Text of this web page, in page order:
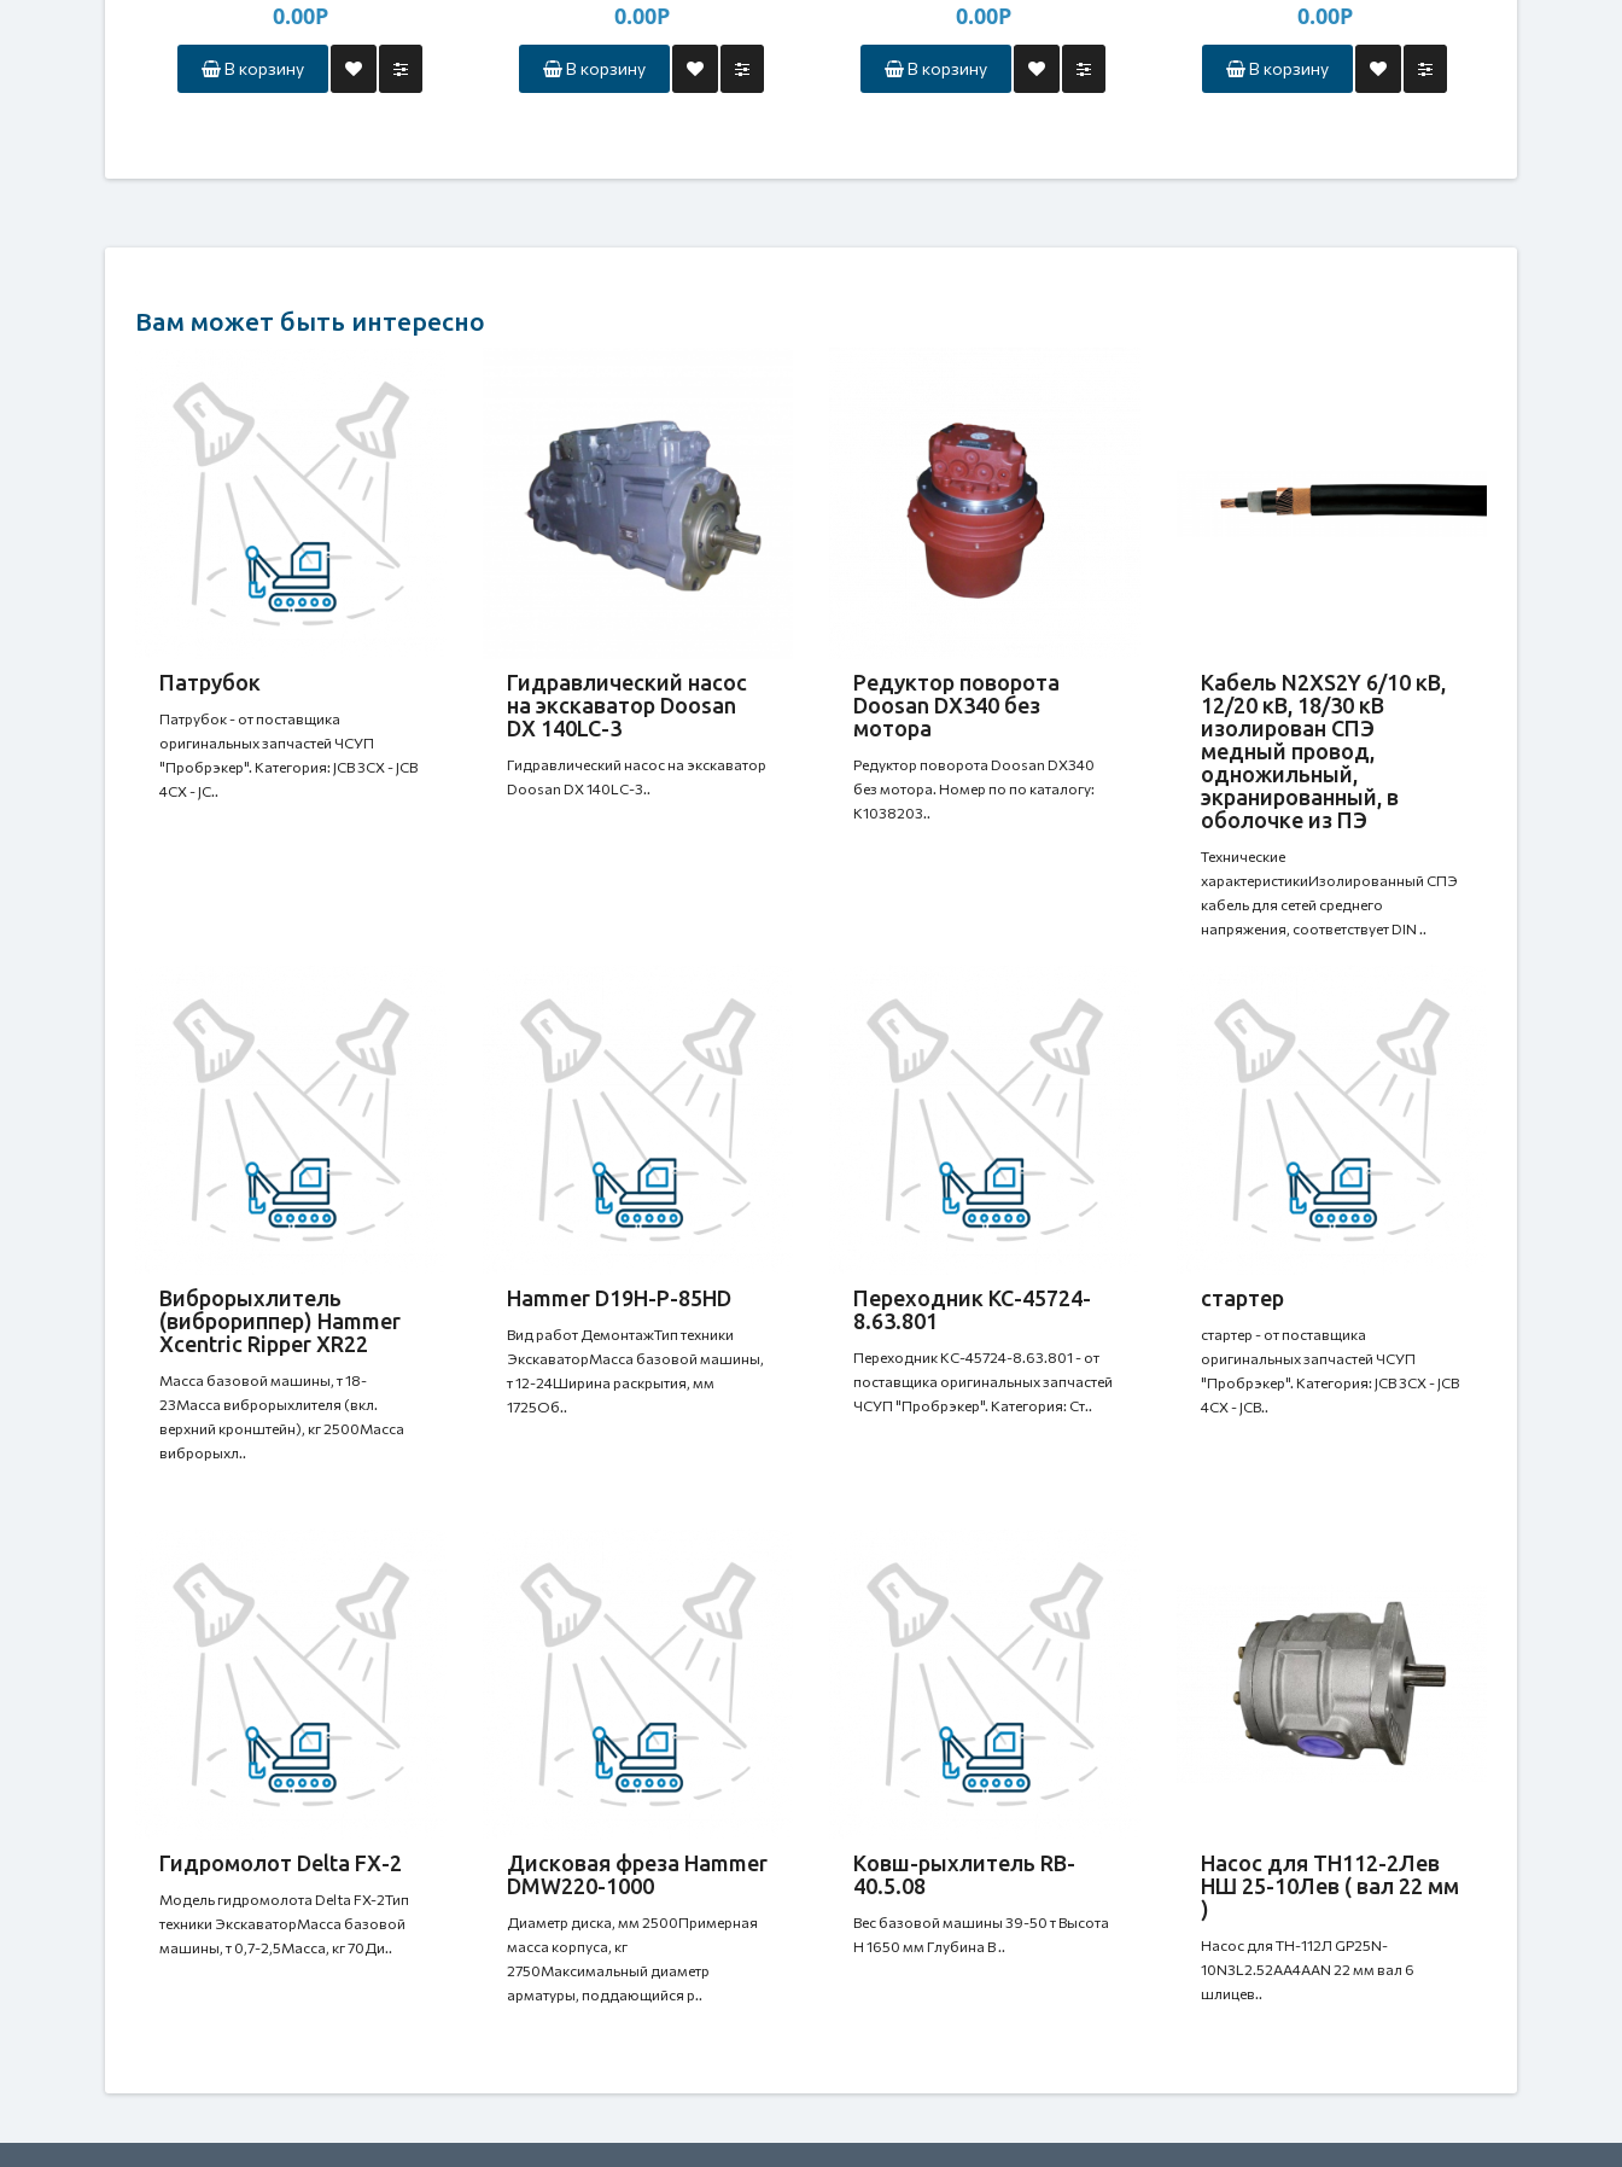
0.00Р
В корзину
0.00Р
В корзину
0.00Р
В корзину
0.00Р
В корзину
Вам может быть интересно
Патрубок
Патрубок - от поставщика
оригинальных запчастей ЧСУП
"Пробрэкер". Категория: JCB 3CX - JCB
4CX - JC..
Гидравлический насос
на экскаватор Doosan
DX 140LC-3
Гидравлический насос на экскаватор
Doosan DX 140LC-3..
Редуктор поворота
Doosan DX340 без
мотора
Редуктор поворота Doosan DX340
без мотора. Номер по по каталогу:
K1038203..
Кабель N2XS2Y 6/10 кВ,
12/20 кВ, 18/30 кВ
изолирован СПЭ
медный провод,
одножильный,
экранированный, в
оболочке из ПЭ
Технические
характеристикиИзолированный СПЭ
кабель для сетей среднего
напряжения, соответствует DIN ..
Виброрыхлитель
(виброриппер) Hammer
Xcentric Ripper XR22
Масса базовой машины, т 18-
23Масса виброрыхлителя (вкл.
верхний кронштейн), кг 2500Масса
виброрыхл..
Hammer D19H-P-85HD
Вид работ ДемонтажТип техники
ЭкскаваторМасса базовой машины,
т 12-24Ширина раскрытия, мм
1725Об..
Переходник КС-45724-
8.63.801
Переходник КС-45724-8.63.801 - от
поставщика оригинальных запчастей
ЧСУП "Пробрэкер". Категория: Ст..
стартер
стартер - от поставщика
оригинальных запчастей ЧСУП
"Пробрэкер". Категория: JCB 3CX - JCB
4CX - JCB..
Гидромолот Delta FX-2
Модель гидромолота Delta FX-2Тип
техники ЭкскаваторМасса базовой
машины, т 0,7-2,5Масса, кг 70Ди..
Дисковая фреза Hammer
DMW220-1000
Диаметр диска, мм 2500Примерная
масса корпуса, кг
2750Максимальный диаметр
арматуры, поддающийся р..
Ковш-рыхлитель RB-
40.5.08
Вес базовой машины 39-50 т Высота
H 1650 мм Глубина B ..
Насос для ТН112-2Лев
НШ 25-10Лев ( вал 22 мм
)
Насос для ТН-112Л GP25N-
10N3L2.52AA4AAN 22 мм вал 6
шлицев..